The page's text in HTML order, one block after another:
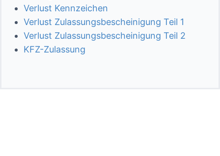
Verlust Kennzeichen
Verlust Zulassungsbescheinigung Teil 1
Verlust Zulassungsbescheinigung Teil 2
KFZ-Zulassung